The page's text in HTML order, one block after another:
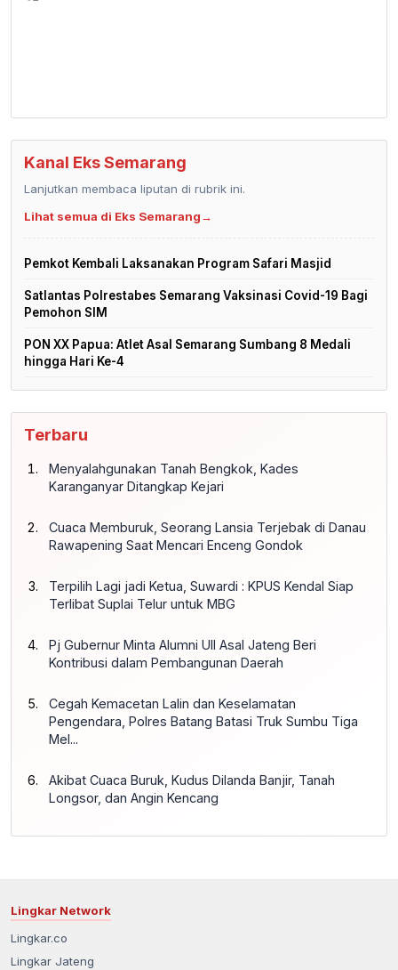
Kanal Eks Semarang
Lanjutkan membaca liputan di rubrik ini.
Lihat semua di Eks Semarang→
Pemkot Kembali Laksanakan Program Safari Masjid
Satlantas Polrestabes Semarang Vaksinasi Covid-19 Bagi
Pemohon SIM
PON XX Papua: Atlet Asal Semarang Sumbang 8 Medali
hingga Hari Ke-4
Terbaru
Menyalahgunakan Tanah Bengkok, Kades
Karanganyar Ditangkap Kejari
Cuaca Memburuk, Seorang Lansia Terjebak di Danau
Rawapening Saat Mencari Enceng Gondok
Terpilih Lagi jadi Ketua, Suwardi : KPUS Kendal Siap
Terlibat Suplai Telur untuk MBG
Pj Gubernur Minta Alumni UII Asal Jateng Beri
Kontribusi dalam Pembangunan Daerah
Cegah Kemacetan Lalin dan Keselamatan
Pengendara, Polres Batang Batasi Truk Sumbu Tiga
Mel...
Akibat Cuaca Buruk, Kudus Dilanda Banjir, Tanah
Longsor, dan Angin Kencang
Lingkar Network
Lingkar.co
Lingkar Jateng